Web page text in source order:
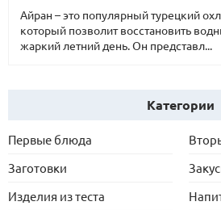
Айран – это популярный турецкий
который позволит восстановить
жаркий летний день. Он представл...
Категории
Первые блюда
Заготовки
Изделия из теста